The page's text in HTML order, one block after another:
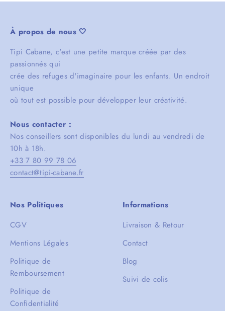
À propos de nous 🤍
Tipi Cabane, c'est une petite marque créée par des
passionnés qui
crée des refuges d'imaginaire pour les enfants. Un endroit
unique
où tout est possible pour développer leur créativité.
Nous contacter :
Nos conseillers sont disponibles du lundi au vendredi de
10h à 18h.
+33 7 80 99 78 06
contact@tipi-cabane.fr
Nos Politiques
CGV
Mentions Légales
Politique de
Remboursement
Politique de
Confidentialité
Informations
Livraison & Retour
Contact
Blog
Suivi de colis